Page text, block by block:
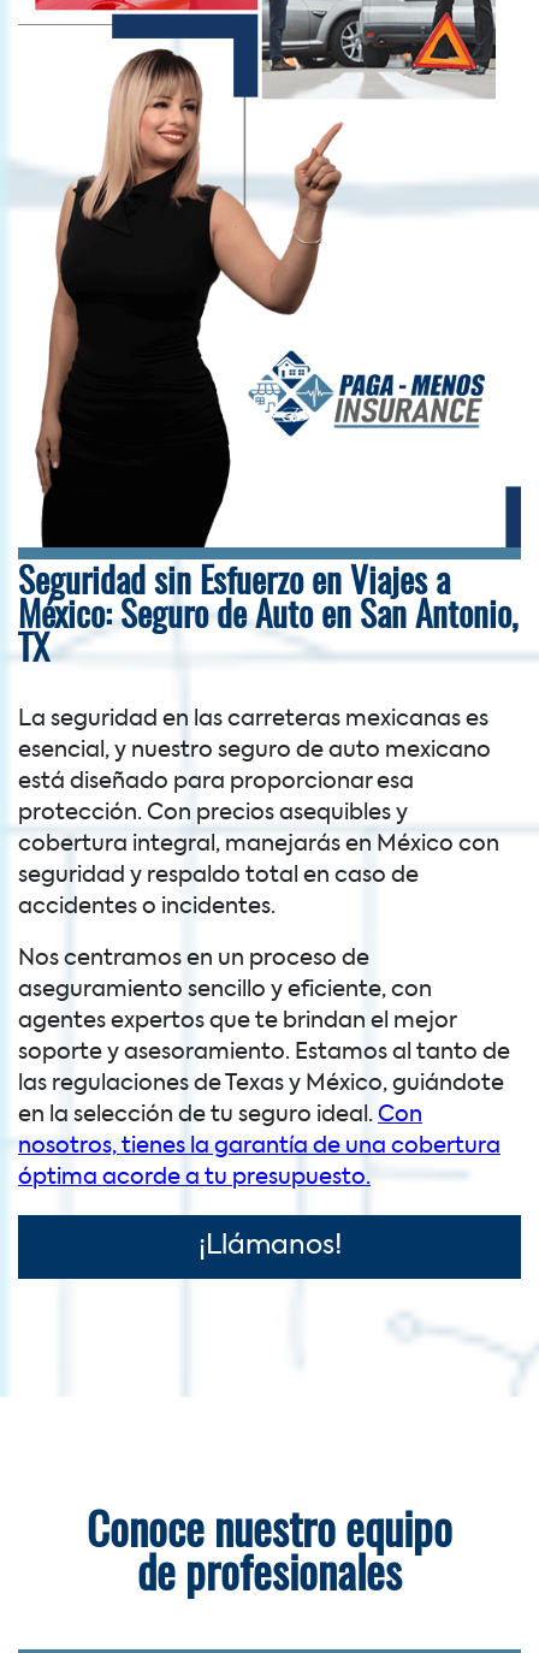
Seguridad sin Esfuerzo en Viajes a
México: Seguro de Auto en San Antonio,
TX
La seguridad en las carreteras mexicanas es
esencial, y nuestro seguro de auto mexicano
está diseñado para proporcionar esa
protección. Con precios asequibles y
cobertura integral, manejarás en México con
seguridad y respaldo total en caso de
accidentes o incidentes.
Nos centramos en un proceso de
aseguramiento sencillo y eficiente, con
agentes expertos que te brindan el mejor
soporte y asesoramiento. Estamos al tanto de
las regulaciones de Texas y México, guiándote
en la selección de tu seguro ideal. Con
nosotros, tienes la garantía de una cobertura
óptima acorde a tu presupuesto.
¡Llámanos!
Conoce nuestro equipo
de profesionales